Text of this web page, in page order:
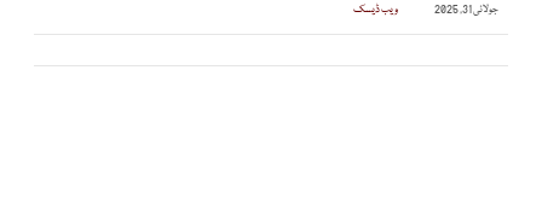
جولائی 31, 2025 ویب ڈیسک